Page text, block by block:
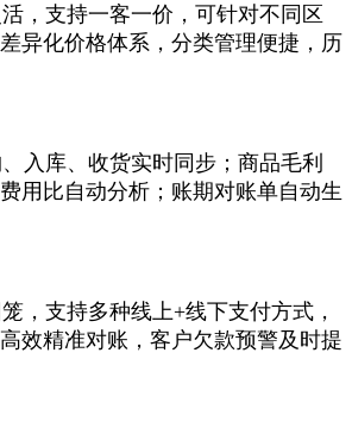
，支持一客一价，可针对不同区
异化价格体系，分类管理便捷，历
入库、收货实时同步；商品毛利
用比自动分析；账期对账单自动生
，支持多种线上+线下支付方式，
效精准对账，客户欠款预警及时提